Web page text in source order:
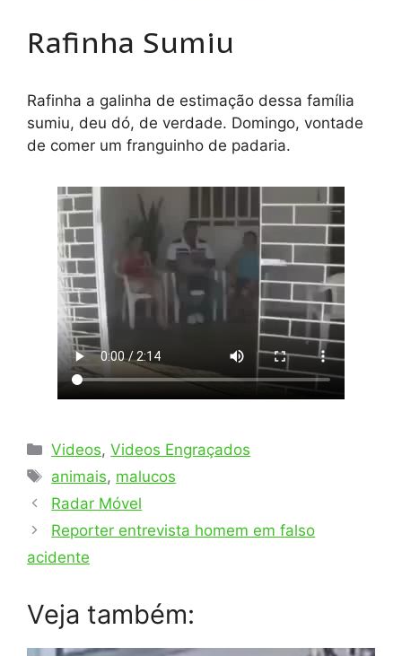
Rafinha Sumiu
Rafinha a galinha de estimação dessa família
sumiu, deu dó, de verdade. Domingo, vontade
de comer um franguinho de padaria.
Categorias
Videos,Videos Engraçados
Tags
animais, malucos
Radar Móvel
Reporter entrevista homem em falso
acidente
Veja também: